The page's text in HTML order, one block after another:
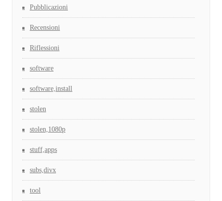
Pubblicazioni
Recensioni
Riflessioni
software
software,install
stolen
stolen,1080p
stuff,apps
subs,divx
tool